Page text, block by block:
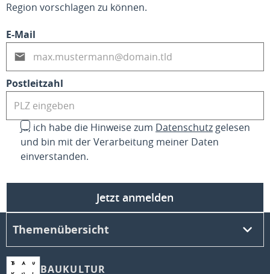
Region vorschlagen zu können.
E-Mail
Postleitzahl
Ja, ich habe die Hinweise zum Datenschutz gelesen
und bin mit der Verarbeitung meiner Daten
einverstanden.
Jetzt anmelden
BAUKULTUR
Themenübersicht